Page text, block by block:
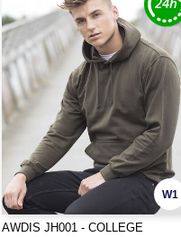
W1
AWDIS JH001 - COLLEGE